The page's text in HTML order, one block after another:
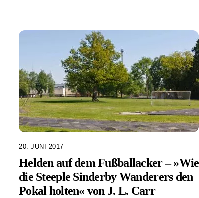
20. JUNI 2017
Helden auf dem Fußballacker – »Wie
die Steeple Sinderby Wanderers den
Pokal holten« von J. L. Carr